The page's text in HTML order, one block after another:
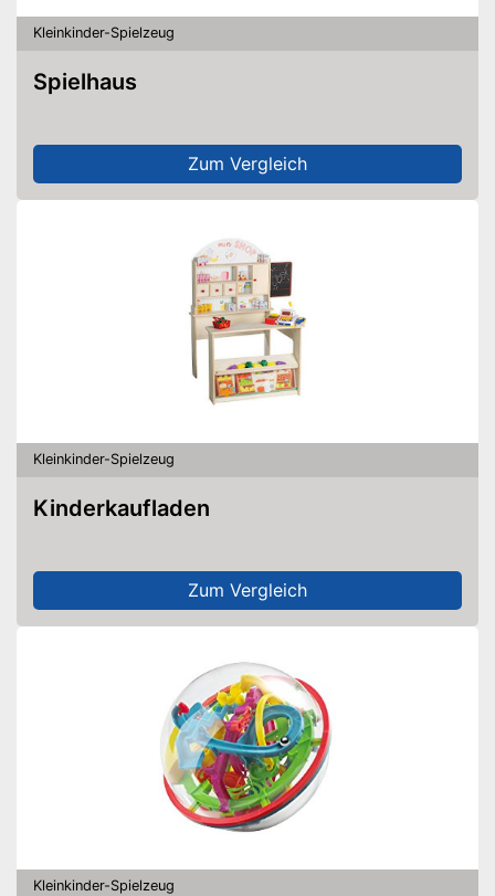
Kleinkinder-Spielzeug
Spielhaus
Zum Vergleich
Kleinkinder-Spielzeug
Kinderkaufladen
Zum Vergleich
Kleinkinder-Spielzeug